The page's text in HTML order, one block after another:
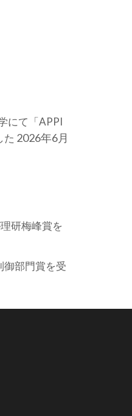
にて「APPI
た 2026年6月
研梅峰賞を
御部門賞を受